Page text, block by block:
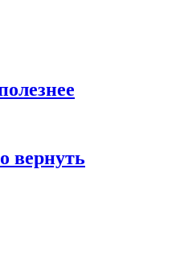
вернуть